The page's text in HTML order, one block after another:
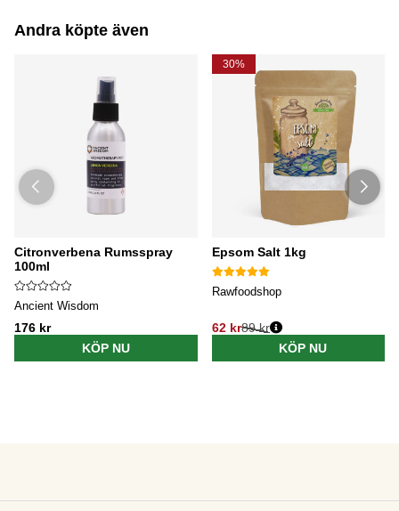
Andra köpte även
Citronverbena Rumsspray
100ml
Ancient Wisdom
176 kr
KÖP NU
30%
Epsom Salt 1kg
Rawfoodshop
62 kr89 kr
KÖP NU